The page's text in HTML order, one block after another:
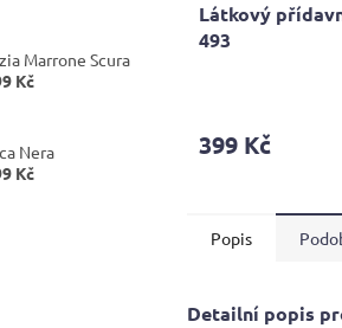
Marrone Scura
Kč
Nera
Kč
Látkový
493
399 Kč
Popis
Detailní popis